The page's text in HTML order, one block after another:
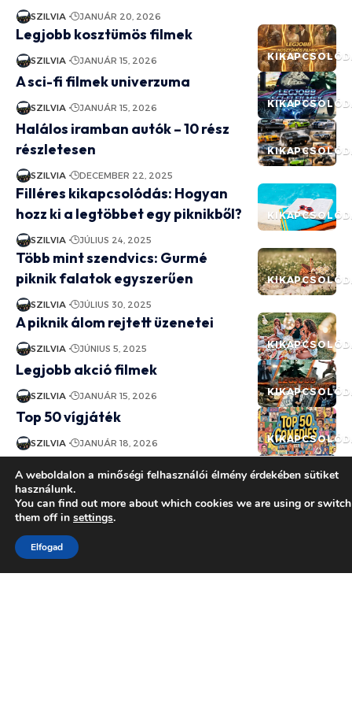
SZILVIA JANUÁR 20, 2026
Legjobb kosztümös filmek
SZILVIA JANUÁR 15, 2026
A sci-fi filmek univerzuma
SZILVIA JANUÁR 15, 2026
Halálos iramban autók – 10 rész
részletesen
SZILVIA DECEMBER 22, 2025
Filléres kikapcsolódás: Hogyan
hozz ki a legtöbbet egy piknikből?
SZILVIA JÚLIUS 24, 2025
Több mint szendvics: Gurmé
piknik falatok egyszerűen
SZILVIA JÚLIUS 30, 2025
A piknik álom rejtett üzenetei
SZILVIA JÚNIUS 5, 2025
Legjobb akció filmek
SZILVIA JANUÁR 15, 2026
Top 50 vígjáték
SZILVIA JANUÁR 18, 2026
SZILVIA
Az álomfejtés lényege – Mit
érdemes tudni
SZILVIA
A weboldalon a minőségi felhasználói élmény érdekében sütiket
használunk.
You can find out more about which cookies we are using or switch
them off in settings.
Elfogad